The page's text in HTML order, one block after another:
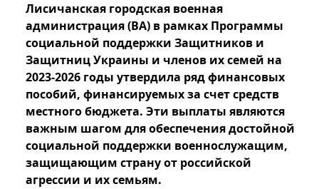
Лисичанская городская военная
администрация (ВА) в рамках Программы
социальной поддержки Защитников и
Защитниц Украины и членов их семей на
2023-2026 годы утвердила ряд финансовых
пособий, финансируемых за счет средств
местного бюджета. Эти выплаты являются
важным шагом для обеспечения достойной
социальной поддержки военнослужащим,
защищающим страну от российской
агрессии и их семьям.